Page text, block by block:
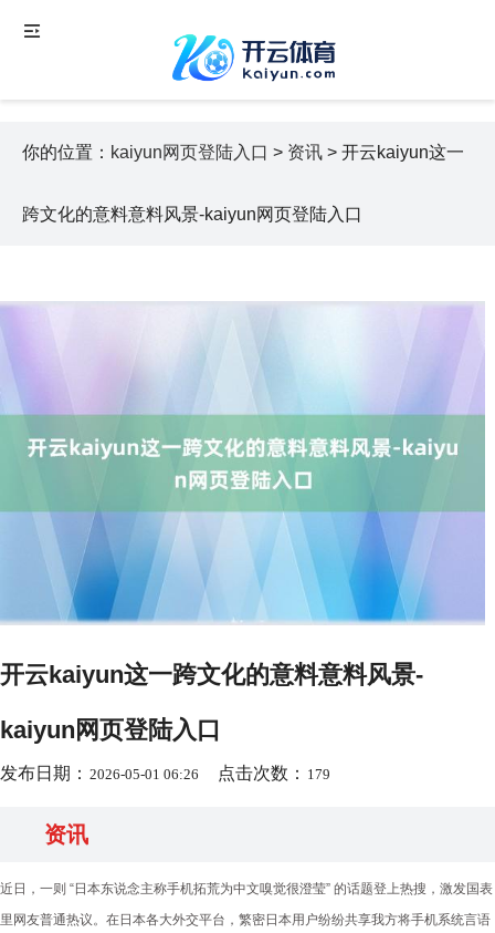
你的位置： kaiyun网页登陆入口 > 资讯 > 开云kaiyun这一
跨文化的意料意料风景-kaiyun网页登陆入口
开云kaiyun这一跨文化的意料意料风景-
kaiyun网页登陆入口
发布日期： 2026-05-01 06:26 点击次数： 179
资讯
近日，一则 “日本东说念主称手机拓荒为中文嗅觉很澄莹” 的话题登上热搜，激发国表
里网友普通热议。在日本各大外交平台，繁密日本用户纷纷共享我方将手机系统言语